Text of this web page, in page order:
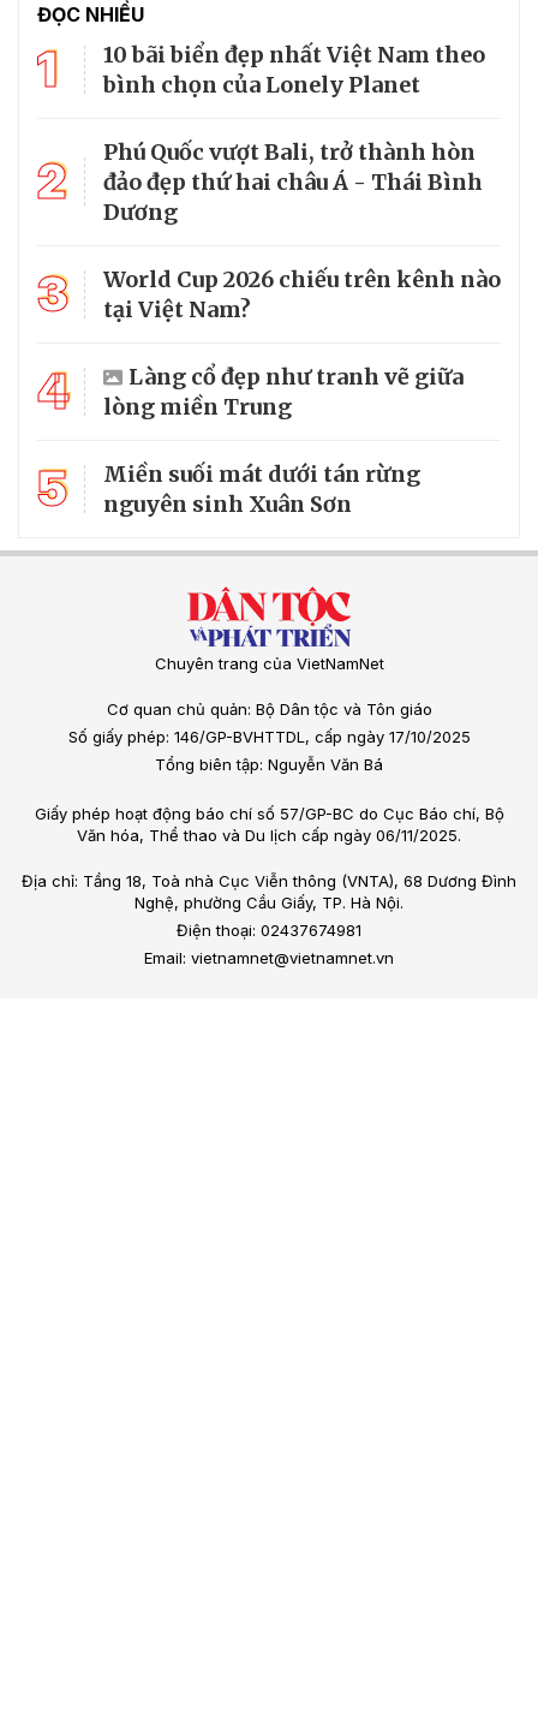
ĐỌC NHIỀU
1
10 bãi biển đẹp nhất Việt Nam theo
bình chọn của Lonely Planet
2
Phú Quốc vượt Bali, trở thành hòn
đảo đẹp thứ hai châu Á - Thái Bình
Dương
3
World Cup 2026 chiếu trên kênh nào
tại Việt Nam?
4
Làng cổ đẹp như tranh vẽ giữa
lòng miền Trung
5
Miền suối mát dưới tán rừng
nguyên sinh Xuân Sơn
Chuyên trang của VietNamNet
Cơ quan chủ quản: Bộ Dân tộc và Tôn giáo
Số giấy phép: 146/GP-BVHTTDL, cấp ngày 17/10/2025
Tổng biên tập: Nguyễn Văn Bá
Giấy phép hoạt động báo chí số 57/GP-BC do Cục Báo chí, Bộ
Văn hóa, Thể thao và Du lịch cấp ngày 06/11/2025.
Địa chỉ: Tầng 18, Toà nhà Cục Viễn thông (VNTA), 68 Dương Đình
Nghệ, phường Cầu Giấy, TP. Hà Nội.
Điện thoại: 02437674981
Email: vietnamnet@vietnamnet.vn